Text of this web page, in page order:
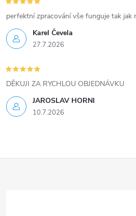
v
ý
p
i
s
u
Karel Čevela
27.7.2026
perfektní zpracování vše funguje tak jak
JAROSLAV HORNI
10.7.2026
DĚKUJI ZA RYCHLOU OBJEDNÁVKU